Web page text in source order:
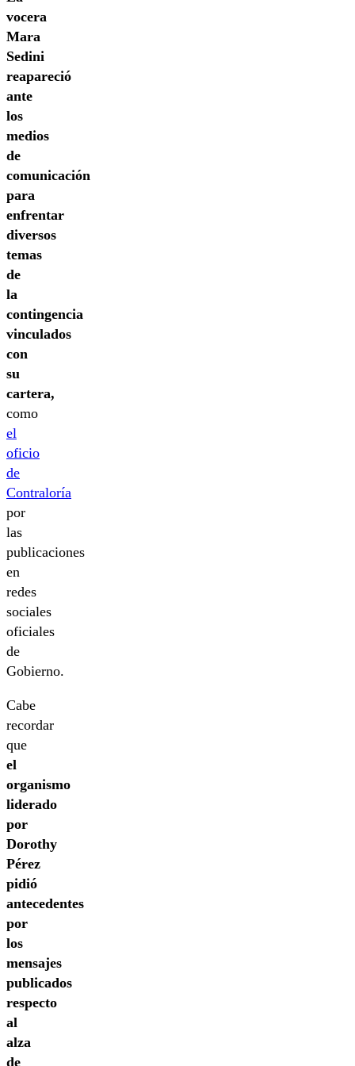
vocera
Mara
Sedini
reapareció
ante
los
medios
de
comunicación
para
enfrentar
diversos
temas
de
la
contingencia
vinculados
con
su
cartera,
como
el
oficio
de
Contraloría
por
las
publicaciones
en
redes
sociales
oficiales
de
Gobierno.
Cabe
recordar
que
el
organismo
liderado
por
Dorothy
Pérez
pidió
antecedentes
por
los
mensajes
publicados
respecto
al
alza
de